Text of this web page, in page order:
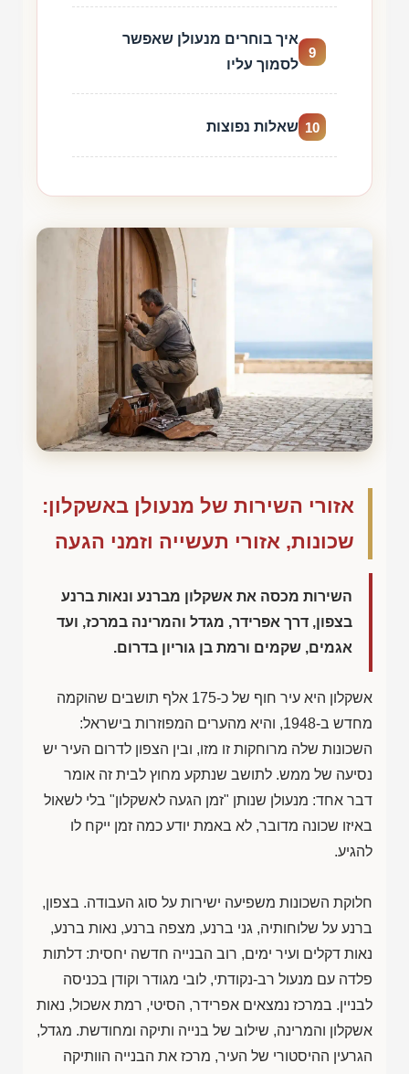
9
איך בוחרים מנעולן שאפשר
לסמוך עליו
10 שאלות נפוצות
אזורי השירות של מנעולן באשקלון:
שכונות, אזורי תעשייה וזמני הגעה
השירות מכסה את אשקלון מברנע ונאות ברנע
בצפון, דרך אפרידר, מגדל והמרינה במרכז, ועד
אגמים, שקמים ורמת בן גוריון בדרום.
אשקלון היא עיר חוף של כ-175 אלף תושבים שהוקמה
מחדש ב-1948, והיא מהערים המפוזרות בישראל:
השכונות שלה מרוחקות זו מזו, ובין הצפון לדרום העיר יש
נסיעה של ממש. לתושב שנתקע מחוץ לבית זה אומר
דבר אחד: מנעולן שנותן "זמן הגעה לאשקלון" בלי לשאול
באיזו שכונה מדובר, לא באמת יודע כמה זמן ייקח לו
להגיע.
חלוקת השכונות משפיעה ישירות על סוג העבודה. בצפון,
ברנע על שלוחותיה, גני ברנע, מצפה ברנע, נאות ברנע,
נאות דקלים ועיר ימים, רוב הבנייה חדשה יחסית: דלתות
פלדה עם מנעול רב-נקודתי, לובי מגודר וקודן בכניסה
לבניין. במרכז נמצאים אפרידר, הסיטי, רמת אשכול, נאות
אשקלון והמרינה, שילוב של בנייה ותיקה ומחודשת. מגדל,
הגרעין ההיסטורי של העיר, מרכז את הבנייה הוותיקה